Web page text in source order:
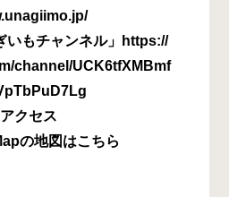
いもチャンネル」https://
channel/UCK6tfXMBmf
アクセス
の地図はこちら